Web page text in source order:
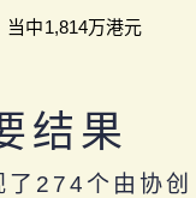
中1,814万港元
结果
274个由协创